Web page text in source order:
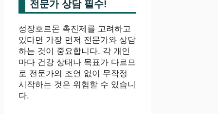
전문가 상담 필수!
성장호르몬 촉진제를 고려하고
있다면 가장 먼저 전문가와 상담
하는 것이 중요합니다. 각 개인
마다 건강 상태나 목표가 다르므
로 전문가의 조언 없이 무작정
시작하는 것은 위험할 수 있습니
다.